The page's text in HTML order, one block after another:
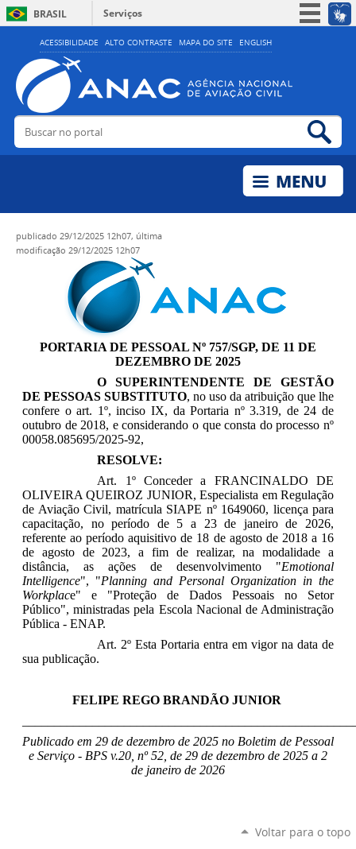
ACESSIBILIDADE ALTO CONTRASTE MAPA DO SITE ENGLISH
BRASIL
Serviços
Simplifique!
Acesso à informação
Legislação
Buscar no portal
publicado 29/12/2025 12h07, última
modificação 29/12/2025 12h07
PORTARIA DE PESSOAL Nº 757/SGP, DE 11 DE
DEZEMBRO DE 2025
O SUPERINTENDENTE DE GESTÃO
DE PESSOAS SUBSTITUTO, no uso da atribuição que lhe
confere o art. 1º, inciso IX, da Portaria nº 3.319, de 24 de
outubro de 2018, e considerando o que consta do processo nº
00058.085695/2025-92,
RESOLVE:
Art. 1º Conceder a FRANCINALDO DE
OLIVEIRA QUEIROZ JUNIOR, Especialista em Regulação
de Aviação Civil, matrícula SIAPE nº 1649060, licença para
capacitação, no período de 5 a 23 de janeiro de 2026,
referente ao período aquisitivo de 18 de agosto de 2018 a 16
de agosto de 2023, a fim de realizar, na modalidade a
distância, as ações de desenvolvimento "Emotional
Intelligence", "Planning and Personal Organization in the
Workplace" e "Proteção de Dados Pessoais no Setor
Público", ministradas pela Escola Nacional de Administração
Pública - ENAP.
Art. 2º Esta Portaria entra em vigor na data de
sua publicação.
FELIPE REGO BRANDÃO JUNIOR
Publicado em 29 de dezembro de 2025 no Boletim de Pessoal
e Serviço - BPS v.20, nº 52, de 29 de dezembro de 2025 a 2
de janeiro de 2026
Voltar para o topo